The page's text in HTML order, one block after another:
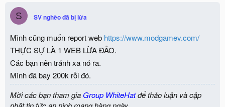
S SV nghèo đã bị lừa
Mình cũng muốn report web https://www.modgamev.com/
THỰC SỰ LÀ 1 WEB LỪA ĐẢO.
Các bạn nên tránh xa nó ra.
Mình đã bay 200k rồi đó.
Mời các bạn tham gia Group WhiteHatđể thảo luận và cập